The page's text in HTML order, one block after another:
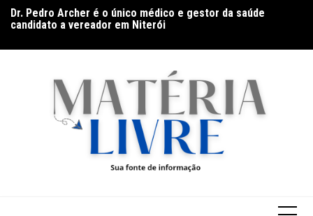
para
conteúdo
Dr. Pedro Archer é o único médico e gestor da saúde
candidato a vereador em Niterói